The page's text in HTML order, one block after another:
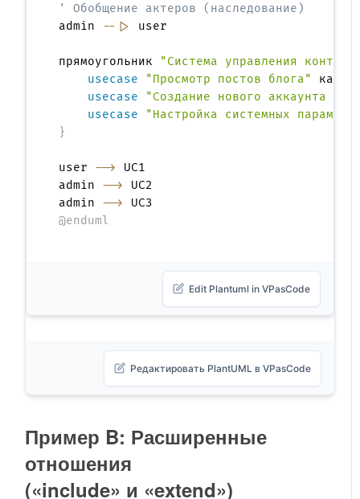
' Обобщение актеров (наследование)
admin
--|> user
прямоугольник
"Система управления
usecase
"Просмотр постов блога"
как
usecase
"Создание нового аккаунта
usecase
"Настройка системных
}
user -->
UC1
admin -->
UC2
admin -->
@enduml
Edit Plantuml in VPasCode
Редактировать PlantUML в VPasCode
Пример B: Расширенные
отношения
(«include» и «extend»)